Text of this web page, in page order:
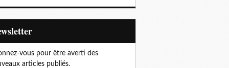
vous pour être averti des
articles publiés.